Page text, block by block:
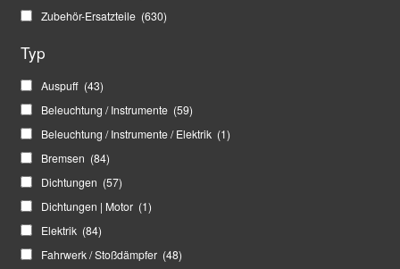
Zubehör-Ersatzteile (630)
Typ
Auspuff (43)
Beleuchtung / Instrumente (59)
Beleuchtung / Instrumente / Elektrik (1)
Bremsen (84)
Dichtungen (57)
Dichtungen | Motor (1)
Elektrik (84)
Fahrwerk / Stoßdämpfer (48)